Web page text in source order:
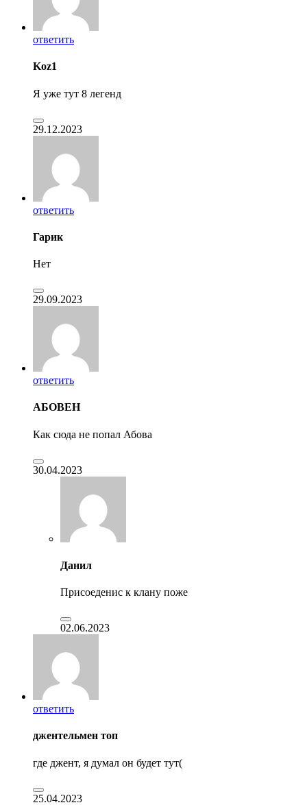
ответить
Koz1
Я уже тут 8 легенд
29.12.2023
ответить
Гарик
Нет
29.09.2023
ответить
АБОВЕН
Как сюда не попал Абова
30.04.2023
Данил
Присоеденис к клану поже
02.06.2023
ответить
джентельмен топ
где джент, я думал он будет тут(
25.04.2023